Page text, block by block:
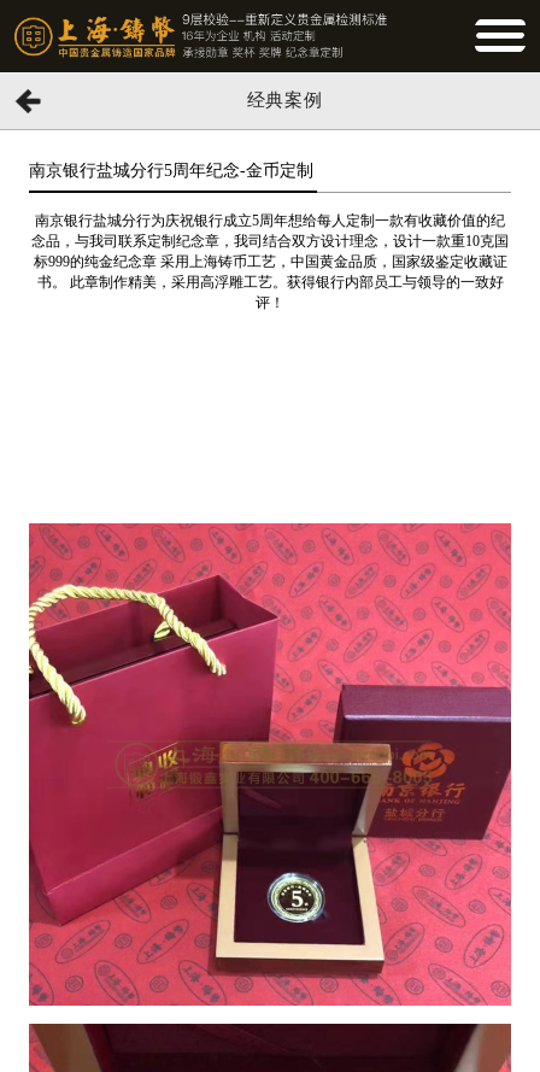
经典案例
南京银行盐城分行5周年纪念-金币定制
南京银行盐城分行为庆祝银行成立5周年想给每人定制一款有收藏价值的纪
念品，与我司联系定制纪念章，我司结合双方设计理念，设计一款重10克国
标999的纯金纪念章 采用上海铸币工艺，中国黄金品质，国家级鉴定收藏证
书。 此章制作精美，采用高浮雕工艺。获得银行内部员工与领导的一致好
评！